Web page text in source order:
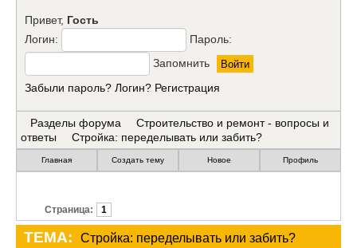
Привет, Гость
Логин:
Пароль:
Запомнить
Забыли пароль? Логин? Регистрация
Разделы форума
Строительство и ремонт - вопросы и
ответы
Стройка: переделывать или забить?
Главная Создать тему Новое Профиль
Страница: 1
ТЕМА: Стройка: переделывать или забить?